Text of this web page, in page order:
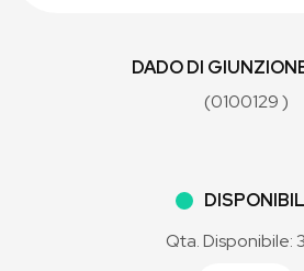
DADO DI
(0100129 )
Qta. Disponibile: